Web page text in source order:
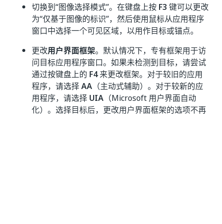
切换到“图像选择模式”。在键盘上按 F3 键可以更改
为“仅基于图像的标识”，然后使用鼠标从应用程序
窗口中选择一个可见区域，以用作目标或锚点。
更改用户界面框架。默认情况下，专有框架用于访
问目标应用程序窗口。如果未检测到目标，请尝试
通过按键盘上的 F4来更改框架。对于较旧的应用
程序，请选择AA （主动式辅助）。对于较新的应
用程序，请选择 UIA （Microsoft 用户界面自动
化）。选择目标后，更改用户界面框架的选项不再